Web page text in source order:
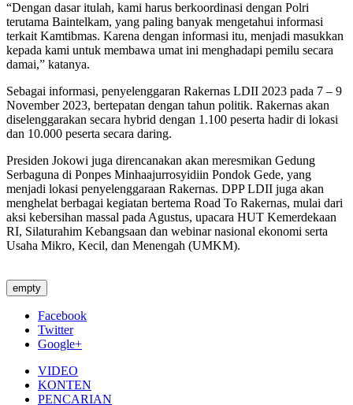
“Dengan dasar itulah, kami harus berkoordinasi dengan Polri
terutama Baintelkam, yang paling banyak mengetahui informasi
terkait Kamtibmas. Karena dengan informasi itu, menjadi masukkan
kepada kami untuk membawa umat ini menghadapi pemilu secara
damai,” katanya.
Sebagai informasi, penyelenggaran Rakernas LDII 2023 pada 7 – 9
November 2023, bertepatan dengan tahun politik. Rakernas akan
diselenggarakan secara hybrid dengan 1.100 peserta hadir di lokasi
dan 10.000 peserta secara daring.
Presiden Jokowi juga direncanakan akan meresmikan Gedung
Serbaguna di Ponpes Minhaajurrosyidiin Pondok Gede, yang
menjadi lokasi penyelenggaraan Rakernas. DPP LDII juga akan
menghelat berbagai kegiatan bertema Road To Rakernas, mulai dari
aksi kebersihan massal pada Agustus, upacara HUT Kemerdekaan
RI, Silaturahim Kebangsaan dan webinar nasional ekonomi serta
Usaha Mikro, Kecil, dan Menengah (UMKM).
empty
Facebook
Twitter
Google+
VIDEO
KONTEN
PENCARIAN